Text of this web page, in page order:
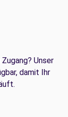
Unser
damit Ihr